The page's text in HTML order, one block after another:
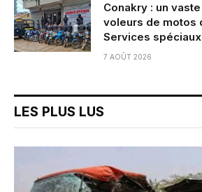
Conakry : un
voleurs de motos
Services spéciaux
7 AOÛT 2026
LES PLUS LUS